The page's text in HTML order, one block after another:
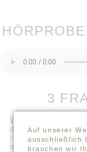
3
Wann oder wo
du in deinem
im Moment am
meisten
Auf unserer
ausschließlich
brauchen wir